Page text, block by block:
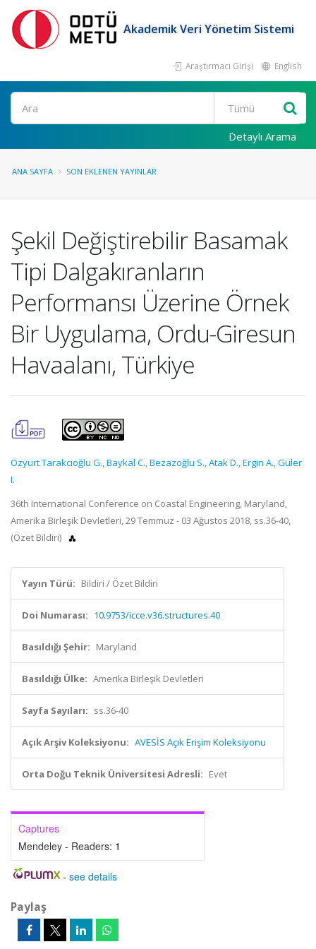
Akademik Veri Yönetim Sistemi
Araştırmacı Girişi English
Ara
Detaylı Arama
ANA SAYFA SON EKLENEN YAYINLAR
Şekil Değiştirebilir Basamak
Tipi Dalgakıranların
Performansı Üzerine Örnek
Bir Uygulama, Ordu-Giresun
Havaalanı, Türkiye
Özyurt Tarakcıoğlu G.,Baykal C.,Bezazoğlu S.,Atak D.,Ergin A.,Güler
I.
36th International Conference on Coastal Engineering, Maryland,
Amerika Birleşik Devletleri, 29 Temmuz - 03 Ağustos 2018, ss.36-40,
(Özet Bildiri)
Yayın Türü: Bildiri / Özet Bildiri
Doi Numarası: 10.9753/icce.v36.structures.40
Basıldığı Şehir: Maryland
Basıldığı Ülke: Amerika Birleşik Devletleri
Sayfa Sayıları: ss.36-40
Açık Arşiv Koleksiyonu: AVESİS Açık Erişim Koleksiyonu
Orta Doğu Teknik Üniversitesi Adresli: Evet
Captures
Mendeley - Readers: 1
- see details
Paylaş